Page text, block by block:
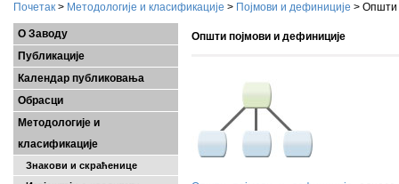
Почетак > Методологије и класификације > Појмови и дефиниције > Општи
О Заводу
Публикације
Календар публиковања
Обрасци
Методологије и
класификације
Знакови и скраћенице
Општи појмови и дефиниције